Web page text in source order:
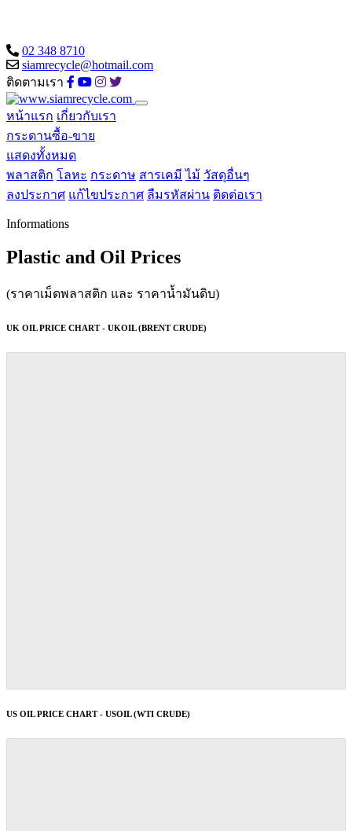
02 348 8710
siamrecycle@hotmail.com
ติดตามเรา
หน้าแรก เกี่ยวกับเรา
กระดานซื้อ-ขาย
แสดงทั้งหมด
พลาสติก โลหะ กระดาษ สารเคมี ไม้ วัสดุอื่นๆ
ลงประกาศ แก้ไขประกาศ ลืมรหัสผ่าน ติดต่อเรา
Informations
Plastic and Oil Prices
(ราคาเม็ดพลาสติก และ ราคาน้ำมันดิบ)
UK OIL PRICE CHART - UKOIL (BRENT CRUDE)
US OIL PRICE CHART - USOIL (WTI CRUDE)